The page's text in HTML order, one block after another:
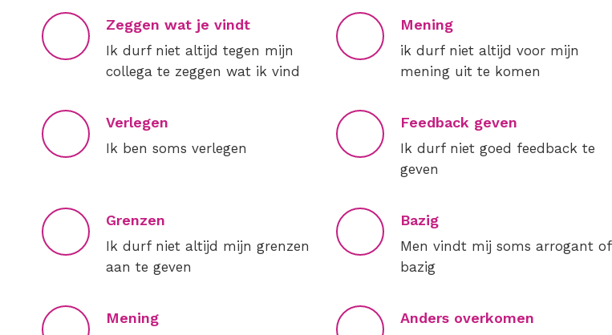
Zeggen wat je vindt
Ik durf niet altijd tegen mijn
collega te zeggen wat ik vind
Mening
ik durf niet altijd voor mijn
mening uit te komen
Verlegen
Ik ben soms verlegen
Feedback geven
Ik durf niet goed feedback te
geven
Grenzen
Ik durf niet altijd mijn grenzen
aan te geven
Bazig
Men vindt mij soms arrogant of
bazig
Mening Anders overkomen